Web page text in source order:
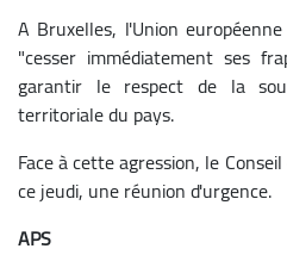
A Bruxelles, l'Union
"cesser immédiatement ses
garantir le respect de la
territoriale du pays.
Face à cette agression, le
ce jeudi, une réunion d'urgence.
APS